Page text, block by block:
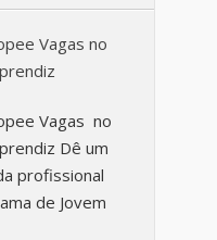
Vagas no
Vagas no
Dê um
profissional
de Jovem